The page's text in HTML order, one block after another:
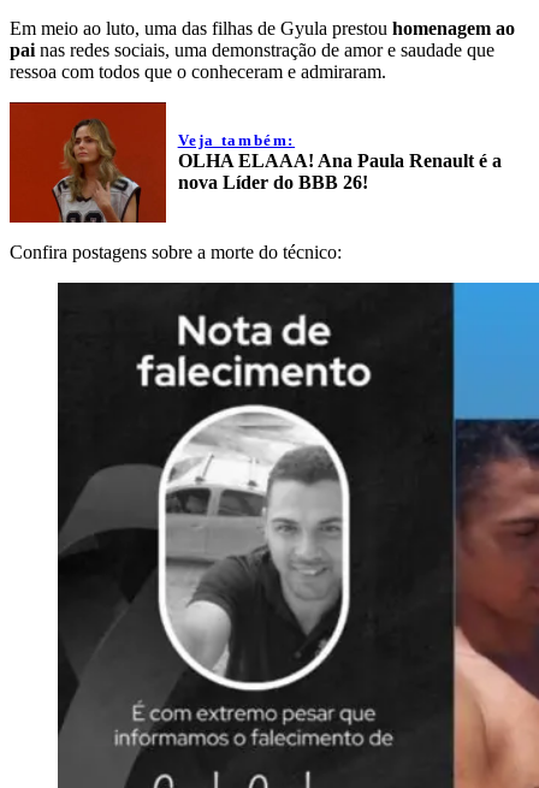
Em meio ao luto, uma das filhas de Gyula prestou homenagem ao
pai nas redes sociais, uma demonstração de amor e saudade que
ressoa com todos que o conheceram e admiraram.
Veja também:
OLHA ELAAA! Ana Paula Renault é a
nova Líder do BBB 26!
Confira postagens sobre a morte do técnico: